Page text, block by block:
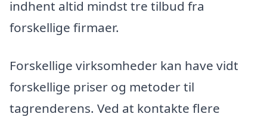
indhent altid mindst tre tilbud fra
forskellige firmaer.
Forskellige virksomheder kan have vidt
forskellige priser og metoder til
tagrenderens. Ved at kontakte flere